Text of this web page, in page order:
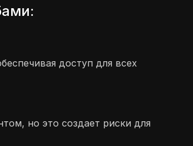
доступ для всех
но это создает риски для